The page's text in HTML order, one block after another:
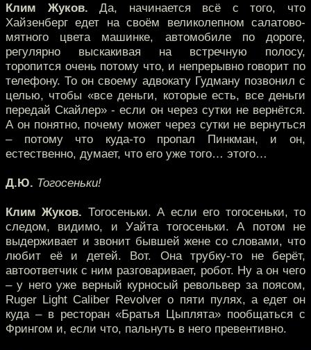
Клим Жуков. Да, начинается всё с того, что
Хайзенберг едет на своём великолепном салатово-
мятного цвета машинке, автомобиле по дороге,
регулярно выскакивая на встречную полосу,
торопится очень потому что, и непрерывно говорит по
телефону. То он своему адвокату Гудману позвонил с
целью, чтобы «все деньги, которые есть, все деньги
передай Скайлер» - если он через сутки не вернётся.
А он понятно, почему может через сутки не вернуться
– потому что куда-то пропал Пинкман, и он,
естественно, думает, что его уже того… этого…
Д.Ю. Тогосеньки!
Клим Жуков. Тогосеньки. А если его тогосеньки, то
следом, видимо, и Уайта тогосеньки. А потом не
выдерживает и звонит бывшей жене со словами, что
любит её и детей. Вот. Она трубку-то не берёт,
автоответчик с ним разговаривает, робот. Ну а он чего
– у него уже верный курносый револьвер за поясом,
Ruger Light Caliber Revolver о пяти пулях, а едет он
куда – в ресторан «Братья Цыплята» пообщаться с
Фрингом и, если что, пальнуть в него превентивно.